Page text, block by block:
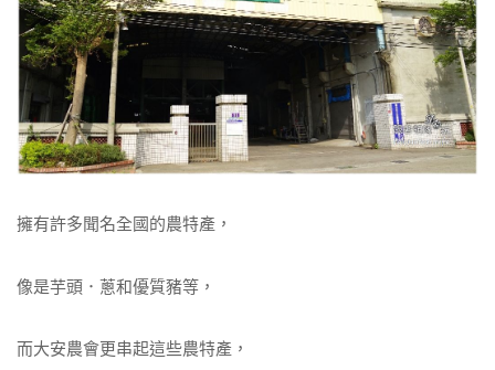
擁有許多聞名全國的農特產，
像是芋頭．蔥和優質豬等，
而大安農會更串起這些農特產，